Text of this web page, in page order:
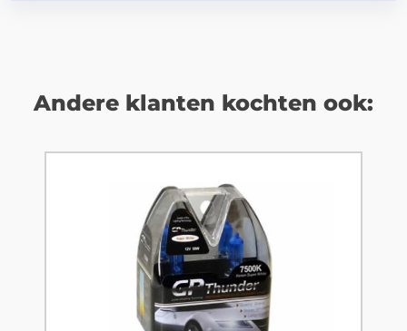
Andere klanten kochten ook: